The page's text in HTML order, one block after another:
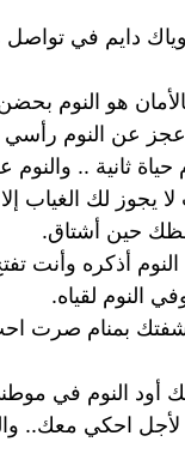
وياك دايم في
هو النوم
أعجز عن النوم
ثانية ..
يجوز لك الغياب إلا
حين أشتاق.
النوم أذكره وأنت
النوم لقياه.
شفتك بمنام صرت
أود النوم في
لأجل احكي معك..